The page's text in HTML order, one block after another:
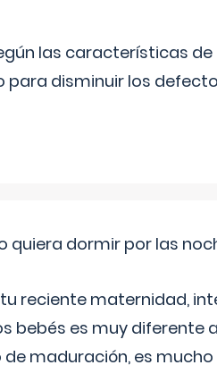
las características
disminuir los
quiera dormir por las
reciente maternidad,
bebés es muy diferente
maduración, es